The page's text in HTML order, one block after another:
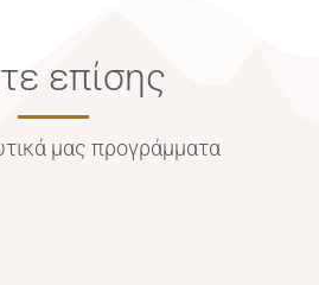
επίσης
μας προγράμματα